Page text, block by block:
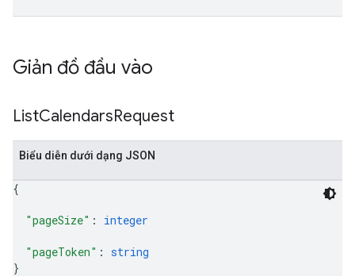
Giản đồ đầu vào
ListCalendarsRequest
Biểu diễn dưới dạng JSON
{
"pageSize" : integer
"pageToken" : string
}